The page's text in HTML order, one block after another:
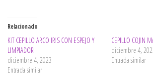
Relacionado
KIT CEPILLO ARCO IRIS CON ESPEJO Y
LIMPIADOR
diciembre 4, 2023
Entrada similar
CEPILLO COJIN
diciembre 4,
Entrada similar